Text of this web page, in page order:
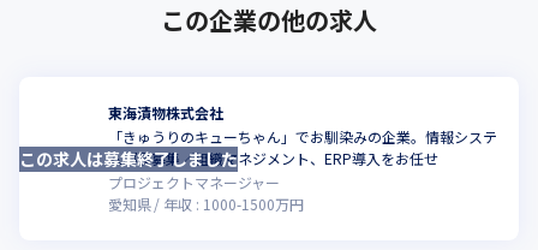
この企業の他の求人
東海漬物株式会社
「きゅうりのキューちゃん」でお馴染みの企業。情報システ
ム部長募集／組織マネジメント、ERP導入をお任せ
プロジェクトマネージャー
愛知県
年収 : 1000-1500万円
この求人は募集終了しました